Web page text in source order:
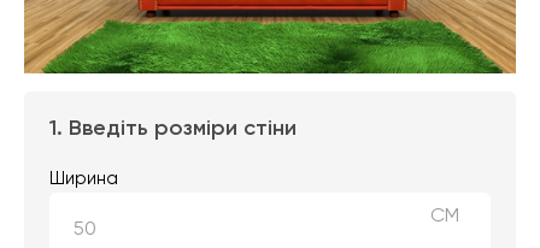
1. Введіть розміри стіни
Ширина
СМ